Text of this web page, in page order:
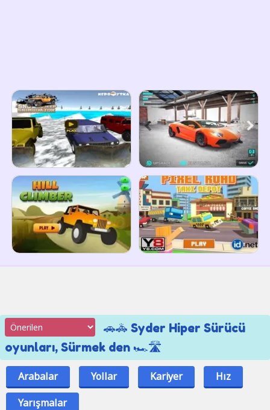
🚗🚓 Syder Hiper Sürücü
oyunları, Sürmek den 🏎🛣
Arabalar Yollar Kariyer
Hız
Yarışmalar